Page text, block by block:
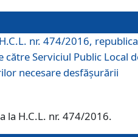
nr. 474/2016,
Serviciul Public Local
necesare desfăşurării
la H.C.L. nr. 474/2016.